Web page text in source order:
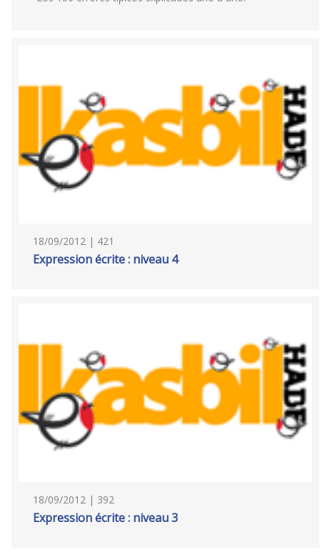
18/09/2012 | 421
Expression écrite : niveau 4
18/09/2012 | 392
Expression écrite : niveau 3